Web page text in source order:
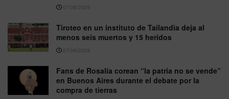
07/08/2026
Tiroteo en un instituto de Tailandia deja al
menos seis muertos y 15 heridos
07/08/2026
Fans de Rosalía corean “la patria no se vende”
en Buenos Aires durante el debate por la
compra de tierras